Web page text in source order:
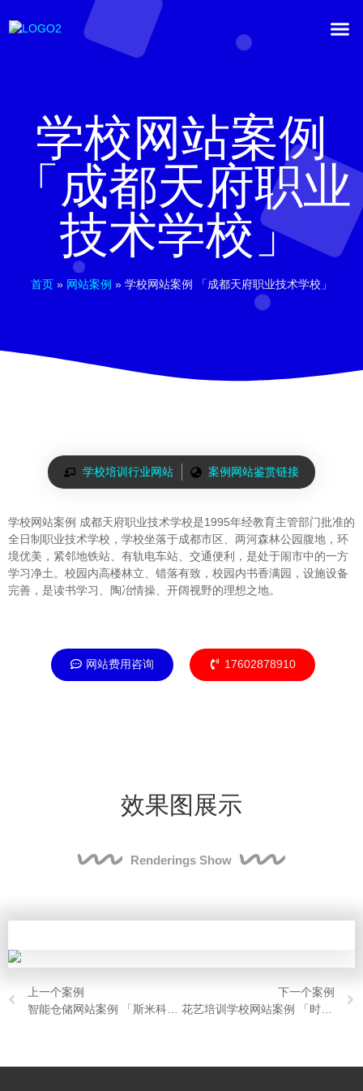
学校网站案例
「成都天府职业
技术学校」
首页 » 网站案例 » 学校网站案例 「成都天府职业技术学校」
学校培训行业网站 案例网站鉴赏链接
学校网站案例 成都天府职业技术学校是1995年经教育主管部门批准的
全日制职业技术学校，学校坐落于成都市区、两河森林公园腹地，环
境优美，紧邻地铁站、有轨电车站、交通便利，是处于闹市中的一方
学习净土。校园内高楼林立、错落有致，校园内书香满园，设施设备
完善，是读书学习、陶冶情操、开阔视野的理想之地。
网站费用咨询 17602878910
效果图展示
Renderings Show
上一个案例
下一个案例
花艺培训学校网站案例 「时代花木」